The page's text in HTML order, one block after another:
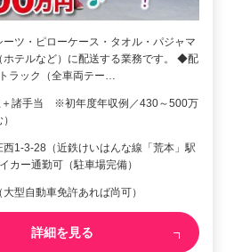
ツ・ピローケース・タオル・パジャマ
ホテルなど）に配送する業務です。 ◆配
ラック（全車両テー…
＋諸手当 ※初年度年収例／430～500万
西1-3-28（近鉄けいはんな線「荒本」駅
カー通勤可（駐車場完備）
型自動車免許あれば尚可）
詳細を見る